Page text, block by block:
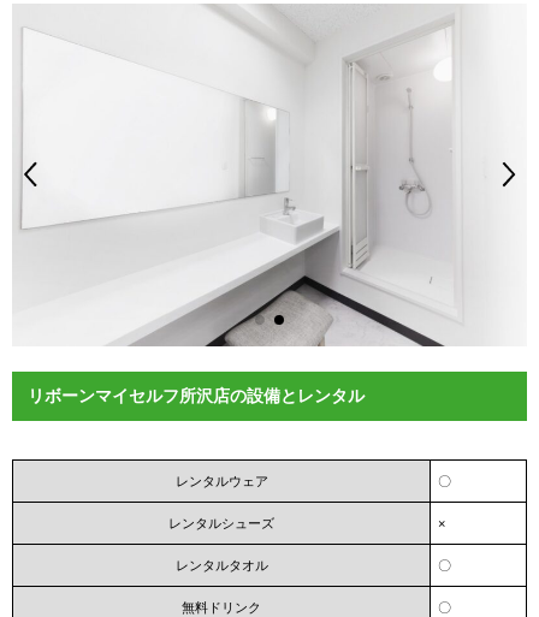
リボーンマイセルフ所沢店の設備とレンタル
レンタルウェア 〇
レンタルシューズ ×
レンタルタオル 〇
無料ドリンク 〇